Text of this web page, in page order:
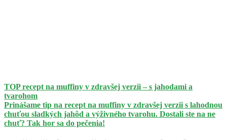
TOP recept na muffiny v zdravšej verzii – s jahodami a
tvarohom
Prinášame tip na recept na muffiny v zdravšej verzii s lahodnou
chuťou sladkých jahôd a výživného tvarohu. Dostali ste na ne
chuť? Tak hor sa do pečenia!